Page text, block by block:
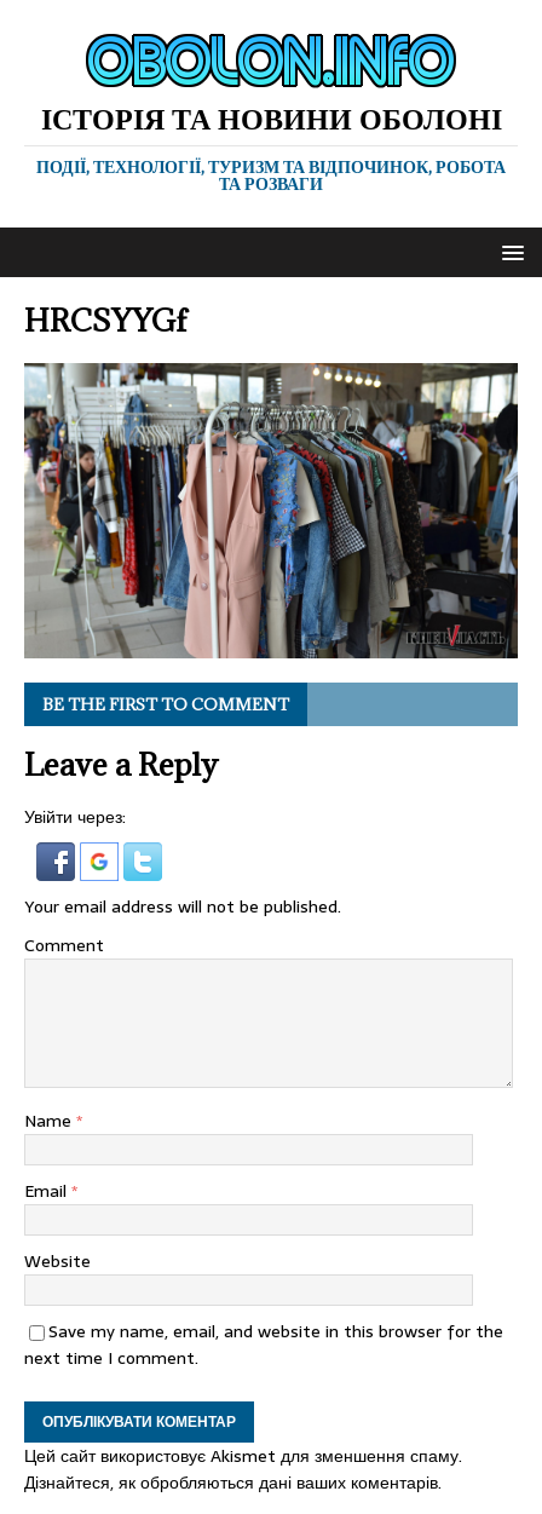
ІСТОРІЯ ТА НОВИНИ ОБОЛОНІ
ПОДІЇ, ТЕХНОЛОГІЇ, ТУРИЗМ ТА ВІДПОЧИНОК, РОБОТА
ТА РОЗВАГИ
HRCSYYGf
BE THE FIRST TO COMMENT
Leave a Reply
Увійти через:
Your email address will not be published.
Comment
Name *
Email *
Website
Save my name, email, and website in this browser for the
next time I comment.
Цей сайт використовує Akismet для зменшення спаму.
Дізнайтеся, як обробляються дані ваших коментарів.